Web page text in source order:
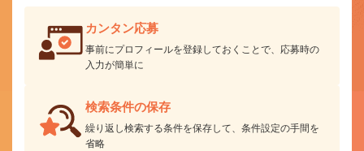
カンタン応募
事前にプロフィールを登録しておくことで、応募時の
入力が簡単に
検索条件の保存
繰り返し検索する条件を保存して、条件設定の手間を
省略